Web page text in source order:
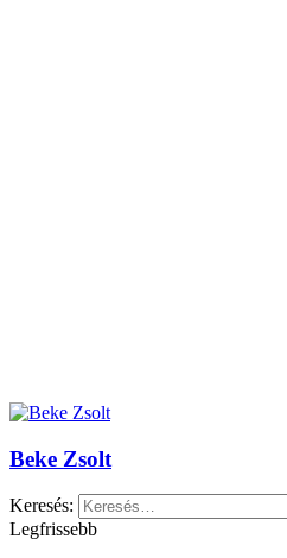
Beke Zsolt
Keresés:
Legfrissebb